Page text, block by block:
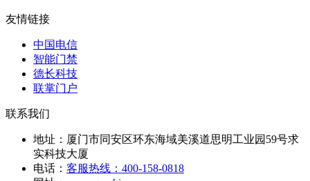
友情链接
中国电信
智能门禁
德长科技
联掌门户
联系我们
地址： 厦门市同安区环东海域美溪道思明工业园59号求
实科技大厦
电话： 客服热线：400-158-0818